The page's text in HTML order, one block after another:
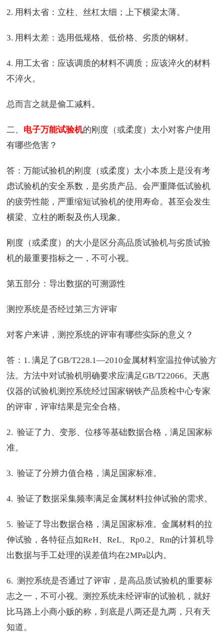
2. 用料太省：立柱、丝杠太细；上下横梁太薄。
3. 用料太差：选用低规格、低价格、劣质的钢材。
4. 用工太省：应该调质的材料不调质；应该淬火的材料
不淬火。
总而言之就是偷工减料。
二、 电子万能试验机的刚度（或柔度）太小对客户使用
有哪些危害？
答：万能试验机的刚度（或柔度）太小本质上是没有考
虑试验机的安全系数，是劣质产品。会严重降低试验机
的疲劳性能，严重缩短试验机的使用寿命。甚至会发生
横梁、立柱的断裂及伤人现象。
刚度（或柔度）的大小是区分高品质试验机与劣质试验
机的最重要指标之一，不可小视。
第五部分：导出数据的可溯源性
测控系统是否经过第三方评审
对客户来讲，测控系统的评审有哪些实际的意义？
答：1. 满足了GB/T228.1—2010金属材料室温拉伸试验方
法。方法中对试验机明确要求应满足GB/T22066。天惠
仪器的试验机测控系统经过国家钢铁产品质检中心专家
的评审，评审结果是完全合格。
2. 验证了力、变形、位移等基础数据合格，满足国家标
准。
3. 验证了分辨力值合格，满足国家标准。
4. 验证了数据采集频率满足金属材料拉伸试验的需求。
5. 验证了导出数据合格，满足国家标准。金属材料的拉
伸试验，各特征点如ReH、ReL、Rp0.2、Rm的计算机导
出数据与手工处理的误差值均在2MPa以内。
6. 测控系统是否通过了评审，是高品质试验机的重要标
志之一，不可小视。测控系统未经评审的试验机，就好
比马路上小商小贩的称，到底是八两还是九两，只有天
知道。